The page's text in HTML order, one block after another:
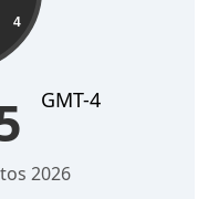
4
GMT-4
2026